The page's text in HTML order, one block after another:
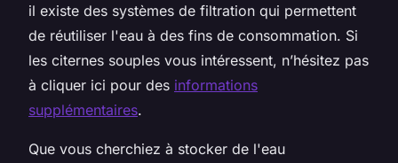
il existe des systèmes de filtration qui permettent
de réutiliser l'eau à des fins de consommation. Si
les citernes souples vous intéressent, n’hésitez pas
à cliquer ici pour des informations
supplémentaires.
Que vous cherchiez à stocker de l'eau